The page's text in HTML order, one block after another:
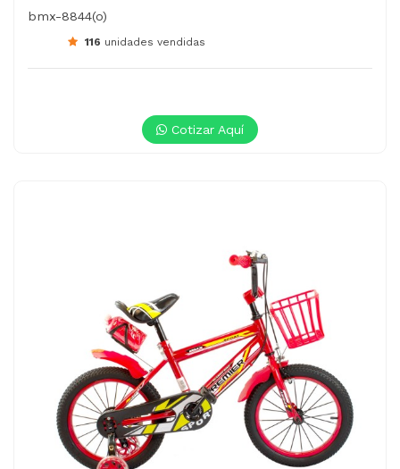
bmx-8844(o)
116 unidades vendidas
Cotizar Aquí